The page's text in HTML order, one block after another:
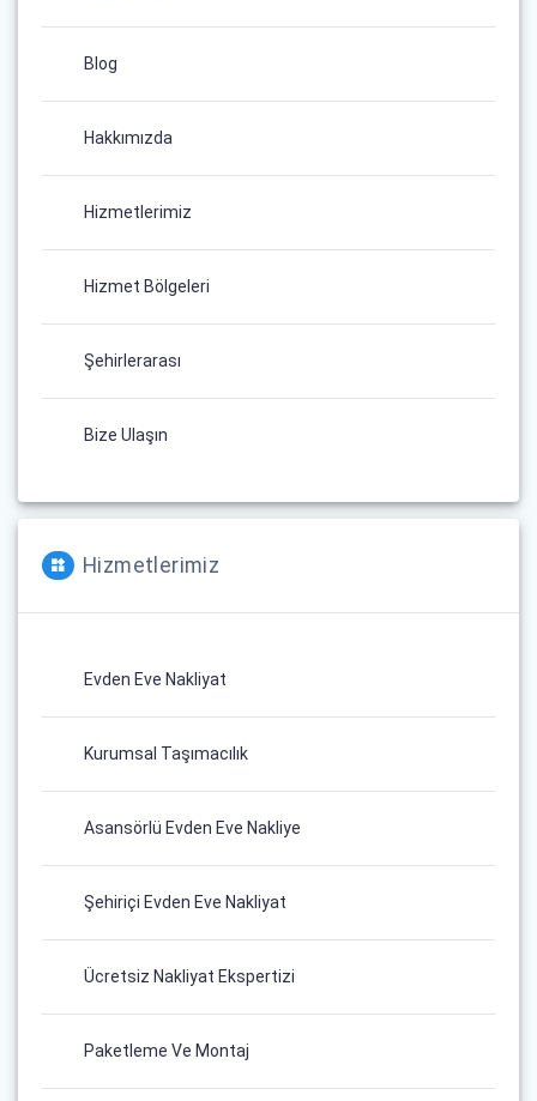
Blog
Hakkımızda
Hizmetlerimiz
Hizmet Bölgeleri
Şehirlerarası
Bize Ulaşın
Hizmetlerimiz
Evden Eve Nakliyat
Kurumsal Taşımacılık
Asansörlü Evden Eve Nakliye
Şehiriçi Evden Eve Nakliyat
Ücretsiz Nakliyat Ekspertizi
Paketleme Ve Montaj